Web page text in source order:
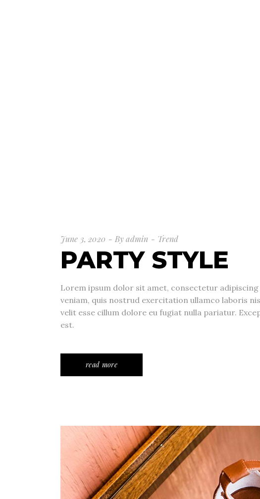
June 3, 2020 By admin Trend
PARTY STYLE
Lorem ipsum dolor sit amet, consectetur
veniam, quis nostrud exercitation ullamco laboris
velit esse cillum dolore eu fugiat nulla pariatur.
est.
read more